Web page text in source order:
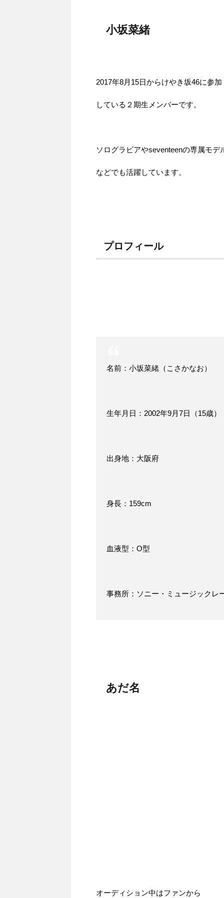
小坂菜緒
2017年8月15日からけやき坂46に参加
している２期生メンバーです。
ソログラビアやseventeenの専属モデ
などでも活躍しています。
プロフィール
名前：小坂菜緒（こさかなお）
生年月日：2002年9月7日（15歳）
出身地：大阪府
身長：159cm
血液型：O型
事務所：ソニー・ミュージックレ
あだ名
オーディション中はファンから